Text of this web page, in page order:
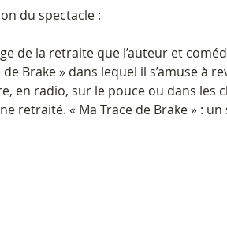
du spectacle :
de la retraite que l’auteur et
de Brake » dans lequel il s’amuse à
en radio, sur le pouce ou dans les
retraité. « Ma Trace de Brake » :